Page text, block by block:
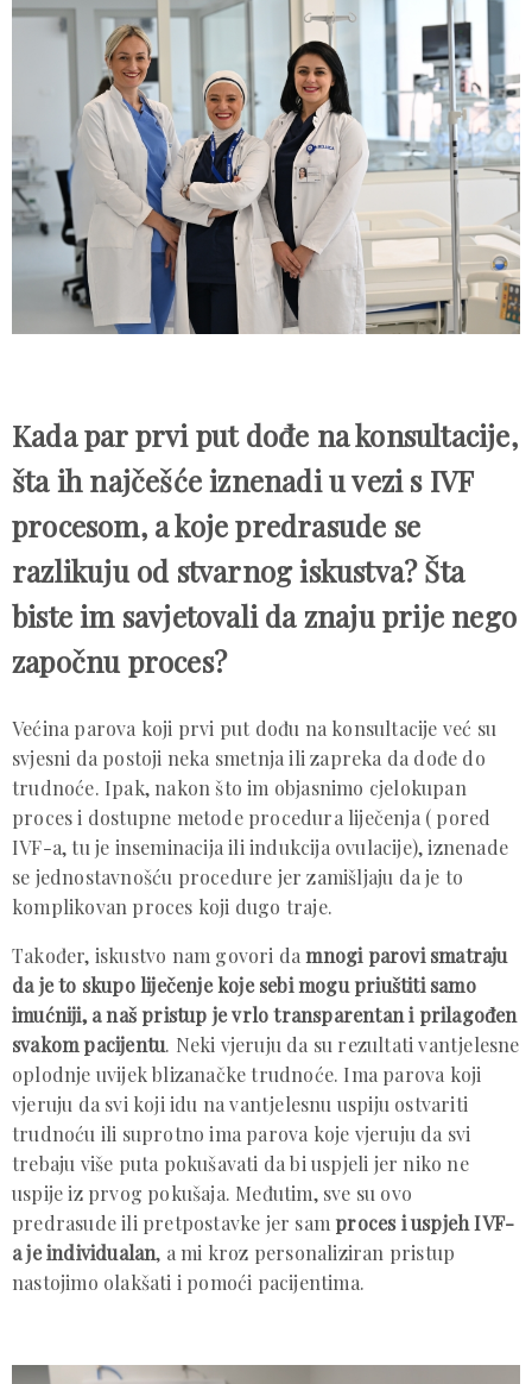
Kada par prvi put dođe na konsultacije,
šta ih najčešće iznenadi u vezi s IVF
procesom, a koje predrasude se
razlikuju od stvarnog iskustva? Šta
biste im savjetovali da znaju prije nego
započnu proces?
Većina parova koji prvi put dođu na konsultacije već su
svjesni da postoji neka smetnja ili zapreka da dođe do
trudnoće. Ipak, nakon što im objasnimo cjelokupan
proces i dostupne metode procedura liječenja ( pored
IVF-a, tu je inseminacija ili indukcija ovulacije), iznenade
se jednostavnošću procedure jer zamišljaju da je to
komplikovan proces koji dugo traje.
Također, iskustvo nam govori damnogi parovi smatraju
da je to skupo liječenje koje sebi mogu priuštiti samo
imućniji, a naš pristup je vrlo transparentan i prilagođen
svakom pacijentu. Neki vjeruju da su rezultati vantjelesne
oplodnje uvijek blizanačke trudnoće. Ima parova koji
vjeruju da svi koji idu na vantjelesnu uspiju ostvariti
trudnoću ili suprotno ima parova koje vjeruju da svi
trebaju više puta pokušavati da bi uspjeli jer niko ne
uspije iz prvog pokušaja. Međutim, sve su ovo
predrasude ili pretpostavke jer samproces i uspjeh IVF-
a je individualan, a mi kroz personaliziran pristup
nastojimo olakšati i pomoći pacijentima.